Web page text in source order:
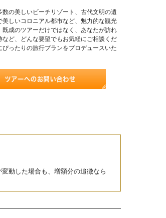
数の美しいビーチリゾート、古代文明の遺
美しいコロニアル都市など、魅力的な観光
既成のツアーだけではなく、あなたが訪れ
など、どんな要望でもお気軽にご相談くだ
ぴったりの旅行プランをプロデュースいた
動した場合も、増額分の追徴なら